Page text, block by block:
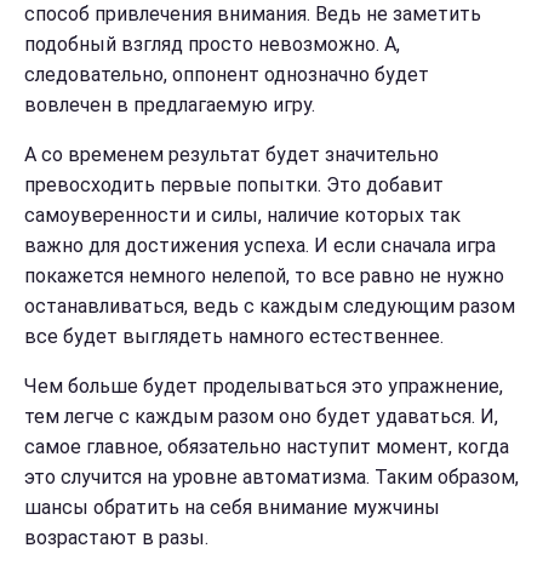
способ привлечения внимания. Ведь не заметить
подобный взгляд просто невозможно. А,
следовательно, оппонент однозначно будет
вовлечен в предлагаемую игру.
А со временем результат будет значительно
превосходить первые попытки. Это добавит
самоуверенности и силы, наличие которых так
важно для достижения успеха. И если сначала игра
покажется немного нелепой, то все равно не нужно
останавливаться, ведь с каждым следующим разом
все будет выглядеть намного естественнее.
Чем больше будет проделываться это упражнение,
тем легче с каждым разом оно будет удаваться. И,
самое главное, обязательно наступит момент, когда
это случится на уровне автоматизма. Таким образом,
шансы обратить на себя внимание мужчины
возрастают в разы.